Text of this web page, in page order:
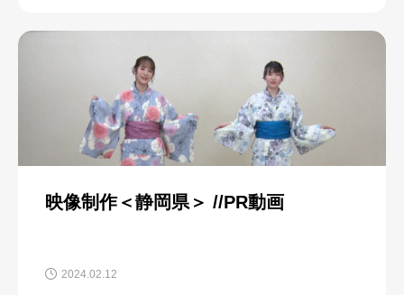
映像制作＜静岡県＞ //PR動画
2024.02.12